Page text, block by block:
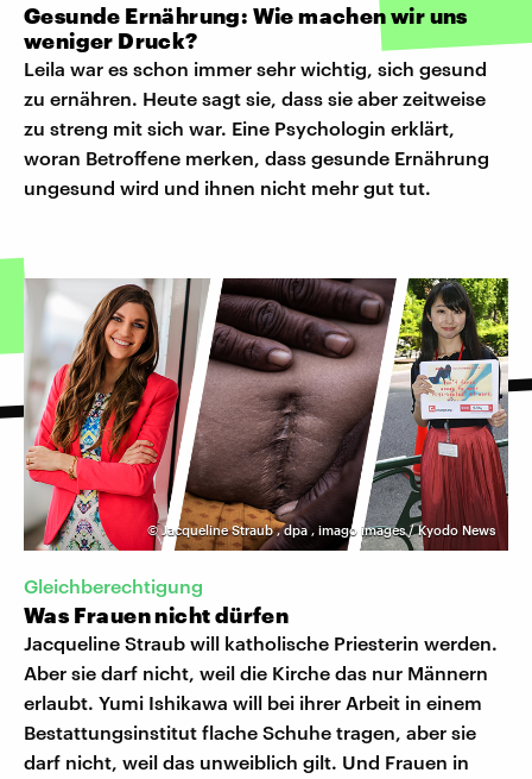
Gesunde Ernährung: Wie machen wir uns
weniger Druck?
Leila war es schon immer sehr wichtig, sich gesund
zu ernähren. Heute sagt sie, dass sie aber zeitweise
zu streng mit sich war. Eine Psychologin erklärt,
woran Betroffene merken, dass gesunde Ernährung
ungesund wird und ihnen nicht mehr gut tut.
©Jacqueline Straub,dpa, imago images / Kyodo News
Gleichberechtigung
Was Frauen nicht dürfen
Jacqueline Straub will katholische Priesterin werden.
Aber sie darf nicht, weil die Kirche das nur Männern
erlaubt. Yumi Ishikawa will bei ihrer Arbeit in einem
Bestattungsinstitut flache Schuhe tragen, aber sie
darf nicht, weil das unweiblich gilt. Und Frauen in